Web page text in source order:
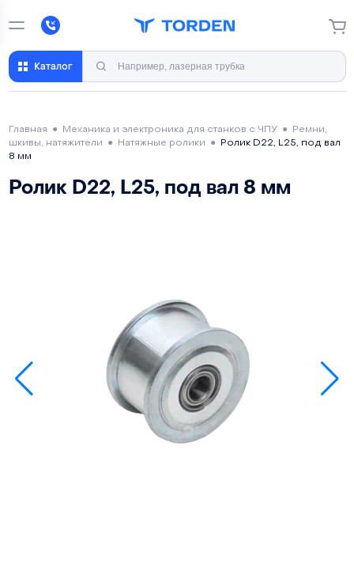
Каталог
Главная ● Механика и электроника для станков с ЧПУ●
Ремни,
шкивы, натяжители ● Натяжные ролики ●
Ролик D22, L25, под вал
8 мм
Ролик D22, L25, под вал 8 мм